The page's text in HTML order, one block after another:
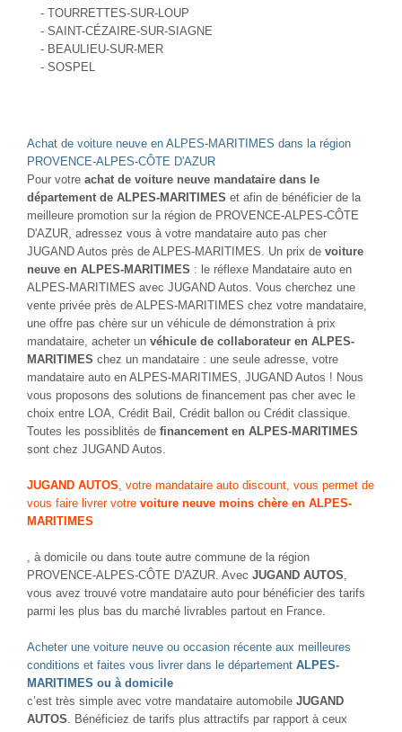
- TOURRETTES-SUR-LOUP
- SAINT-CÉZAIRE-SUR-SIAGNE
- BEAULIEU-SUR-MER
- SOSPEL
Achat de voiture neuve en ALPES-MARITIMES dans la région
PROVENCE-ALPES-CÔTE D'AZUR
Pour votre achat de voiture neuve mandataire dans le
département de ALPES-MARITIMES et afin de bénéficier de la
meilleure promotion sur la région de PROVENCE-ALPES-CÔTE
D'AZUR, adressez vous à votre mandataire auto pas cher
JUGAND Autos près de ALPES-MARITIMES. Un prix de voiture
neuve en ALPES-MARITIMES : le réflexe Mandataire auto en
ALPES-MARITIMES avec JUGAND Autos. Vous cherchez une
vente privée près de ALPES-MARITIMES chez votre mandataire,
une offre pas chère sur un véhicule de démonstration à prix
mandataire, acheter un véhicule de collaborateur en ALPES-
MARITIMES chez un mandataire : une seule adresse, votre
mandataire auto en ALPES-MARITIMES, JUGAND Autos ! Nous
vous proposons des solutions de financement pas cher avec le
choix entre LOA, Crédit Bail, Crédit ballon ou Crédit classique.
Toutes les possiblités de financement en ALPES-MARITIMES
sont chez JUGAND Autos.
JUGAND AUTOS , votre mandataire auto discount, vous permet de
vous faire livrer votre voiture neuve moins chère en ALPES-
MARITIMES
, à domicile ou dans toute autre commune de la région
PROVENCE-ALPES-CÔTE D'AZUR. Avec JUGAND AUTOS
vous avez trouvé votre mandataire auto pour bénéficier des tarifs
parmi les plus bas du marché livrables partout en France.
Acheter une voiture neuve ou occasion récente aux meilleures
conditions et faites vous livrer dans le département ALPES-
MARITIMES ou à domicile
c’est très simple avec votre mandataire automobile JUGAND
AUTOS . Bénéficiez de tarifs plus attractifs par rapport à ceux